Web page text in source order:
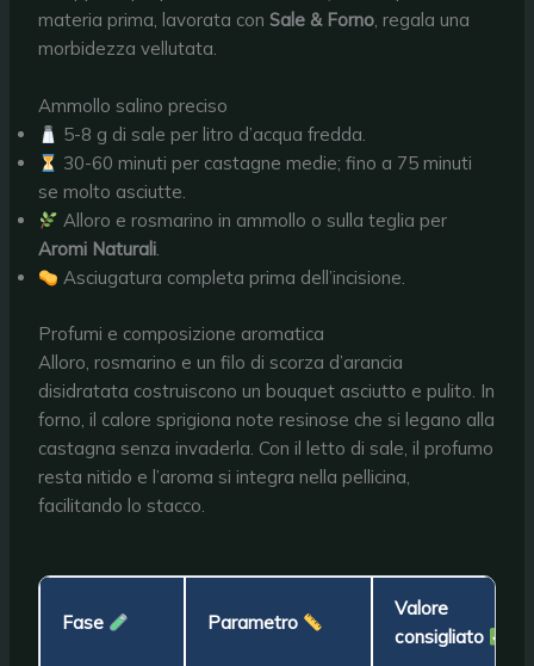
materia prima, lavorata conSale & Forno, regala una
morbidezza vellutata.
Ammollo salino preciso
5-8 g di sale per litro d’acqua fredda.
30-60 minuti per castagne medie; fino a 75 minuti
se molto asciutte.
Alloro e rosmarino in ammollo o sulla teglia per
Aromi Naturali.
Asciugatura completa prima dell’incisione.
Profumi e composizione aromatica
Alloro, rosmarino e un filo di scorza d’arancia
disidratata costruiscono un bouquet asciutto e pulito. In
forno, il calore sprigiona note resinose che si legano alla
castagna senza invaderla. Con il letto di sale, il profumo
resta nitido e l’aroma si integra nella pellicina,
facilitando lo stacco.
Fase Parametro
Valore
consigliato